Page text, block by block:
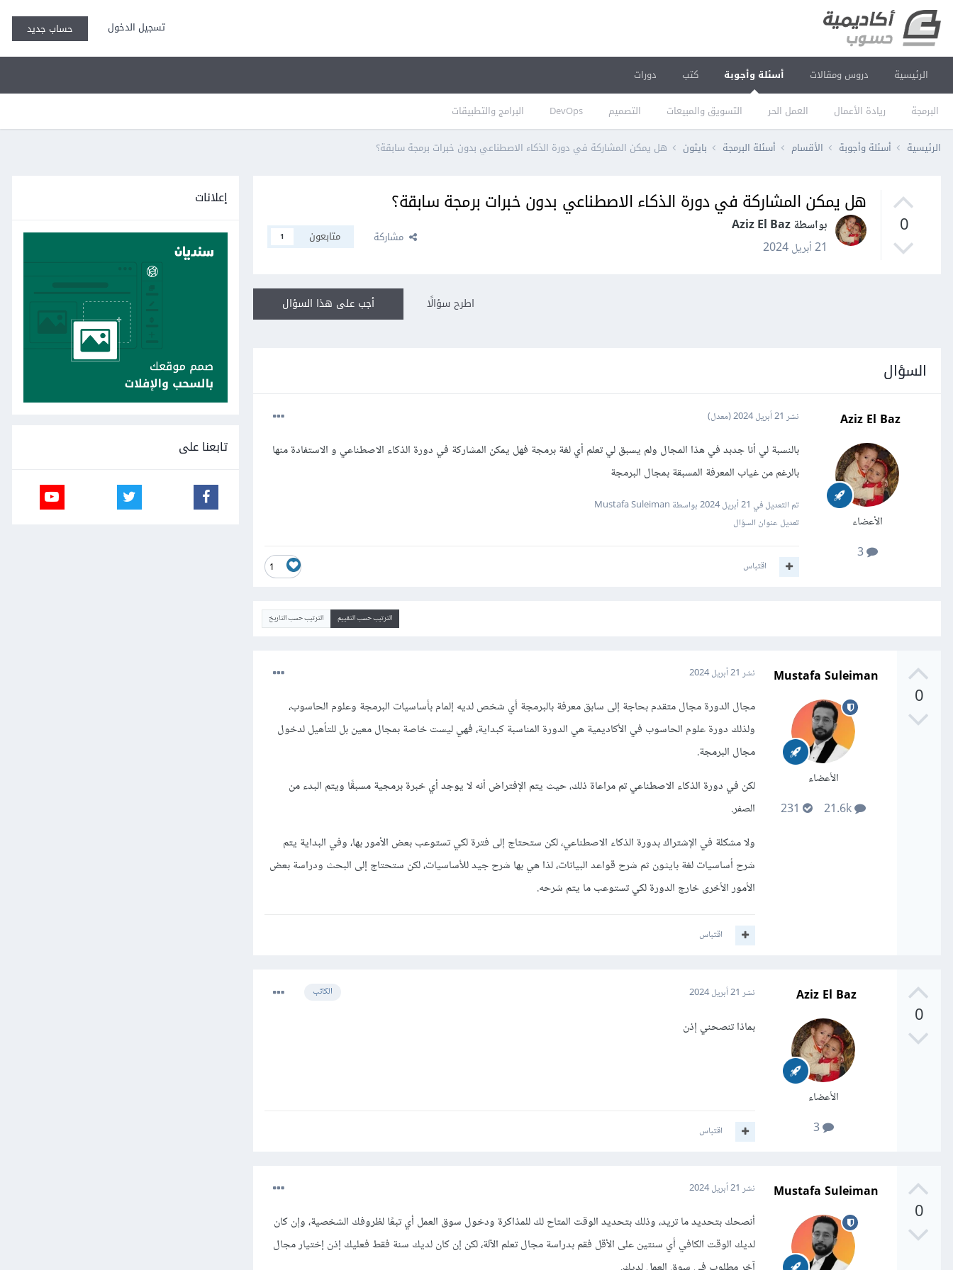
تسجيل الدخول حساب جديد
الرئيسية دروس ومقالات أسئلة وأجوبة
البرمجة ريادة الأعمال العمل الحر التسويق والمبيعات التصميم DevOps البرامج والتطبيقات
كتب دورات
الرئيسية أسئلة وأجوبة الأقسام أسئلة البرمجة بايثون هل يمكن المشاركة في دورة الذكاء الاصطناعي بدون خبرات برمجة سابقة؟
0
هل يمكن المشاركة في دورة الذكاء الاصطناعي بدون خبرات برمجة سابقة؟
بواسطة Aziz El Baz
21 أبريل 2024
مشاركة متابعون 1
أجب على هذا السؤال اطرح سؤالًا
السؤال
Aziz El Baz
الأعضاء
3
نشر 21 أبريل 2024 (معدل)
بالنسبة لي أنا جدبد في هذا المجال ولم يسبق لي تعلم أي لغة برمجة فهل يمكن المشاركة في دورة الذكاء الاصطناعي و الاستفادة منها
بالرغم من غياب المعرفة المسبقة بمجال البرمجة
تم التعديل في 21 أبريل 2024
بواسطة Mustafa Suleiman
تعديل عنوان السؤال
1 اقتباس
الترتيب حسب التقييم الترتيب حسب التاريخ
0
Mustafa Suleiman
الأعضاء
نشر 21 أبريل 2024
مجال الدورة مجال متقدم بحاجة إلى سابق معرفة بالبرمجة أي شخص لديه إلمام بأساسيات البرمجة وعلوم الحاسوب،
ولذلك دورة علوم الحاسوب في الأكاديمية هي الدورة المناسبة كبداية، فهي ليست خاصة بمجال معين بل للتأهيل لدخول
مجال البرمجة.
لكن في دورة الذكاء الاصطناعي تم مراعاة ذلك، حيث يتم الإفتراض أنه لا يوجد أي خبرة برمجية مسبقًا ويتم البدء من
الصفر.
ولا مشكلة في الإشتراك بدورة الذكاء الاصطناعي، لكن ستحتاج إلى فترة لكي تستوعب بعض الأمور بها، وفي البداية يتم
شرح أساسيات لغة بايثون ثم شرح قواعد البيانات، لذا هي بها شرح جيد للأساسيات، لكن ستحتاج إلى البحث ودراسة بعض
الأمور الأخرى خارج الدورة لكي تستوعب ما يتم شرحه.
اقتباس
0
Aziz El Baz
الأعضاء
3
الكاتب نشر 21 أبريل 2024
بماذا تنصحني إذن
اقتباس
0
Mustafa Suleiman نشر 21 أبريل 2024
أنصحك بتحديد ما تريد، وذلك بتحديد الوقت المتاح لك للمذاكرة ودخول سوق العمل أي تبعًا لظروفك الشخصية، وإن كان
لديك الوقت الكافي أي سنتين على الأقل فقم بدراسة مجال تعلم الآلة، لكن إن كان لديك سنة فقط فعليك إذن إختيار مجال
إعلانات
تابعنا على